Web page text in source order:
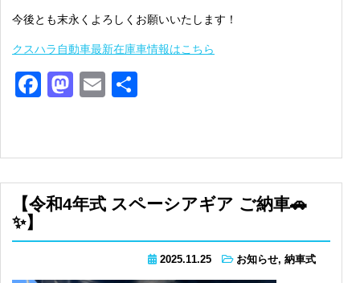
今後とも末永くよろしくお願いいたします！
クスハラ自動車最新在庫車情報はこちら
Facebook
Mastodon
Email
【令和4年式 スペーシアギア ご納車🚗
✨】
2025.11.25 お知らせ, 納車式